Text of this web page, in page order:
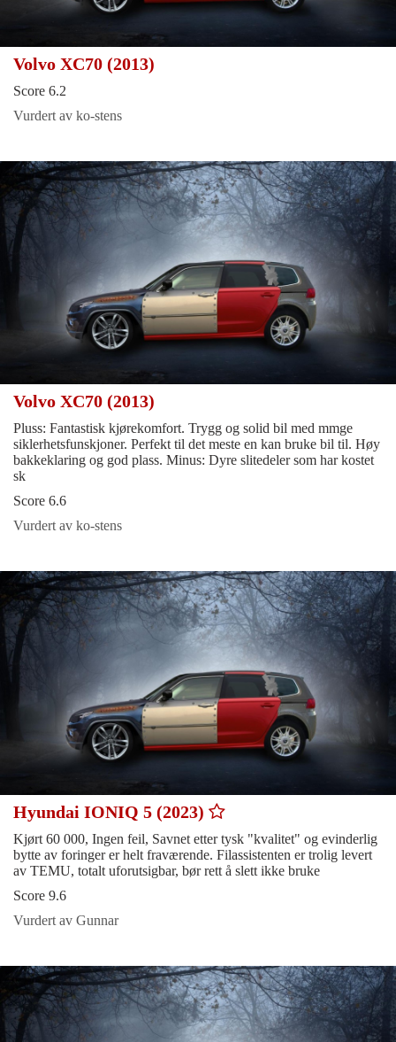
Volvo XC70 (2013)
Score 6.2
Vurdert av ko-stens
Volvo XC70 (2013)
Pluss: Fantastisk kjørekomfort. Trygg og solid bil med mmge
siklerhetsfunskjoner. Perfekt til det meste en kan bruke bil til. Høy
bakkeklaring og god plass. Minus: Dyre slitedeler som har kostet
sk
Score 6.6
Vurdert av ko-stens
Hyundai IONIQ 5 (2023)
Kjørt 60 000, Ingen feil, Savnet etter tysk "kvalitet" og evinderlig
bytte av foringer er helt fraværende. Filassistenten er trolig levert
av TEMU, totalt uforutsigbar, bør rett å slett ikke bruke
Score 9.6
Vurdert av Gunnar